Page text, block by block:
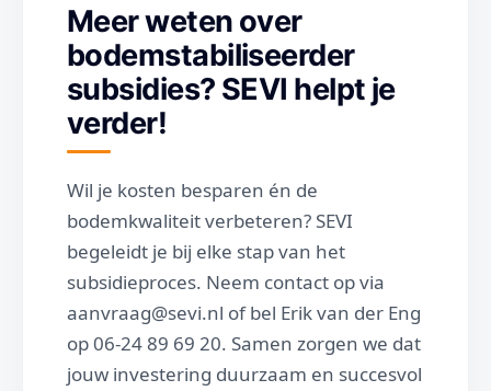
Meer weten over
bodemstabiliseerder
subsidies? SEVI helpt je
verder!
Wil je kosten besparen én de
bodemkwaliteit verbeteren? SEVI
begeleidt je bij elke stap van het
subsidieproces. Neem contact op via
aanvraag@sevi.nl of bel Erik van der Eng
op 06-24 89 69 20. Samen zorgen we dat
jouw investering duurzaam en succesvol